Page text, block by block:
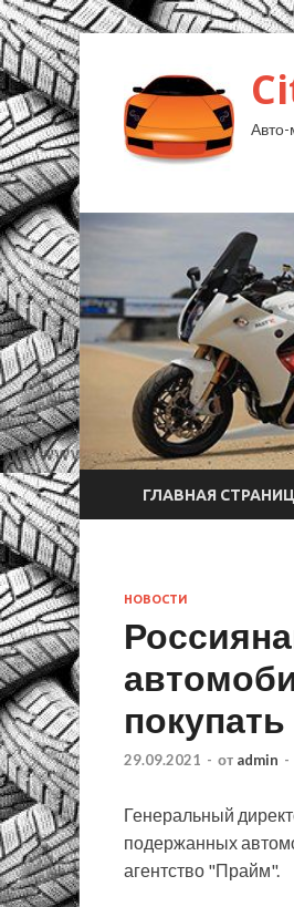
Авто-
ГЛАВНАЯ
НОВОСТИ
покупать
29.09.2021 - от admin -
Генеральный
подержанных
агентство "Прайм".